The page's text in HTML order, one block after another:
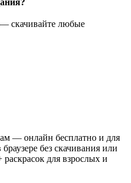
скачивайте любые
— онлайн бесплатно и для
без скачивания или
раскрасок для взрослых и